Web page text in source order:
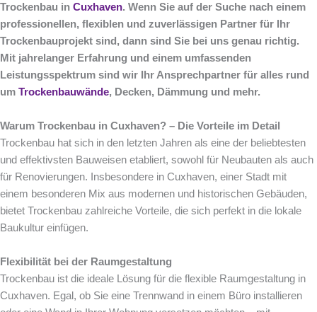
Trockenbau in Cuxhaven. Wenn Sie auf der Suche nach einem
professionellen, flexiblen und zuverlässigen Partner für Ihr
Trockenbauprojekt sind, dann sind Sie bei uns genau richtig.
Mit jahrelanger Erfahrung und einem umfassenden
Leistungsspektrum sind wir Ihr Ansprechpartner für alles rund
um Trockenbauwände, Decken, Dämmung und mehr.
Warum Trockenbau in Cuxhaven? – Die Vorteile im Detail
Trockenbau hat sich in den letzten Jahren als eine der beliebtesten
und effektivsten Bauweisen etabliert, sowohl für Neubauten als auch
für Renovierungen. Insbesondere in Cuxhaven, einer Stadt mit
einem besonderen Mix aus modernen und historischen Gebäuden,
bietet Trockenbau zahlreiche Vorteile, die sich perfekt in die lokale
Baukultur einfügen.
Flexibilität bei der Raumgestaltung
Trockenbau ist die ideale Lösung für die flexible Raumgestaltung in
Cuxhaven. Egal, ob Sie eine Trennwand in einem Büro installieren